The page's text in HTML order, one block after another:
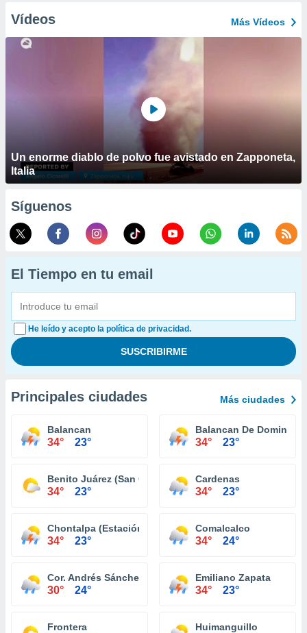
Vídeos Más Vídeos
Un enorme diablo de polvo fue avistado en Zapponeta,
Italia
Síguenos
El Tiempo en tu email
He leído y acepto la política de privacidad.
Principales ciudades Más ciudades
Balancan
34° 23°
Balancan De
34° 23°
Benito Juárez (San Carlos)
34° 23°
Cardenas
34° 23°
Chontalpa (Estación Chontalpa)
34° 23°
Comalcalco
34° 24°
Cor. Andrés Sánchez Magallanes
30° 24°
Emiliano Zapata
34° 23°
Frontera Huimanguillo